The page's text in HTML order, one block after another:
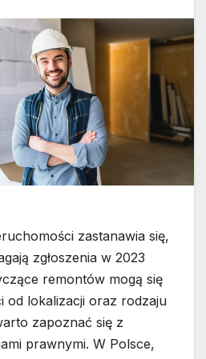
zastanawia się,
zgłoszenia w 2023
remontów mogą się
od lokalizacji oraz rodzaju
zapoznać się z
prawnymi. W Polsce,